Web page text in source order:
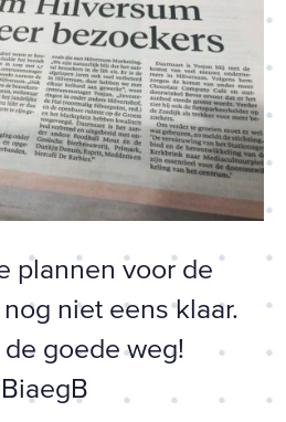
plannen voor de
niet eens klaar.
goede weg!